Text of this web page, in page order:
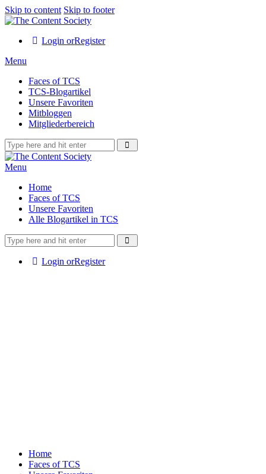
Skip to content Skip to footer
Login orRegister
Menu
Faces of TCS
TCS-Blogartikel
Unsere Favoriten
Mitbloggen
Mitgliederbereich
Menu
Home
Faces of TCS
Unsere Favoriten
Alle Blogartikel in TCS
Login orRegister
Home
Faces of TCS